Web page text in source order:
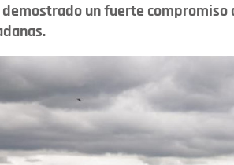
demostrado un fuerte